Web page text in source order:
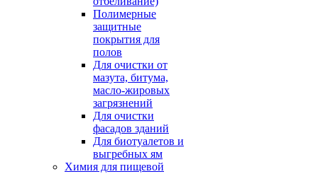
Полимерные
защитные
покрытия для
полов
Для очистки от
мазута, битума,
масло-жировых
загрязнений
Для очистки
фасадов зданий
Для биотуалетов и
выгребных ям
Химия для пищевой